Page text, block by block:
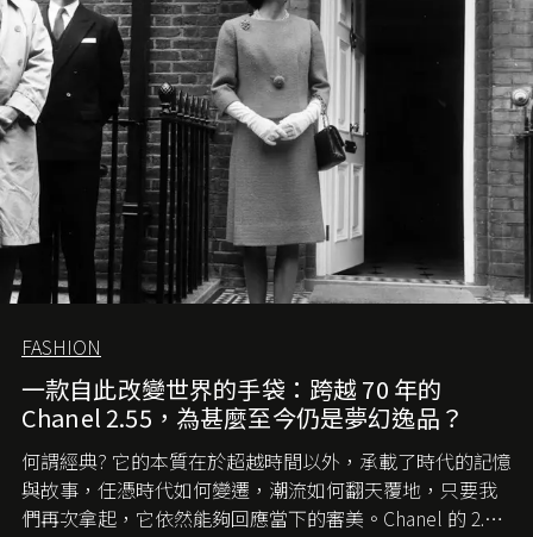
FASHION
一款自此改變世界的手袋：跨越 70 年的
Chanel 2.55，為甚麼至今仍是夢幻逸品？
何謂經典? 它的本質在於超越時間以外，承載了時代的記憶
與故事，任憑時代如何變遷，潮流如何翻天覆地，只要我
們再次拿起，它依然能夠回應當下的審美。Chanel 的 2.55